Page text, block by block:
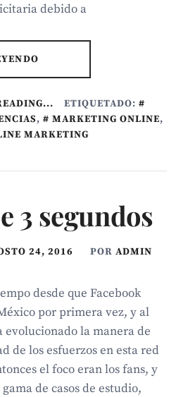
debido a
ETIQUETADO:
, MARKETING ONLINE,
MARKETING
3 segundos
24, 2016 POR ADMIN
desde que Facebook
por primera vez, y al
evolucionado la manera de
de los esfuerzos en esta red
el foco eran los fans, y
de casos de estudio,